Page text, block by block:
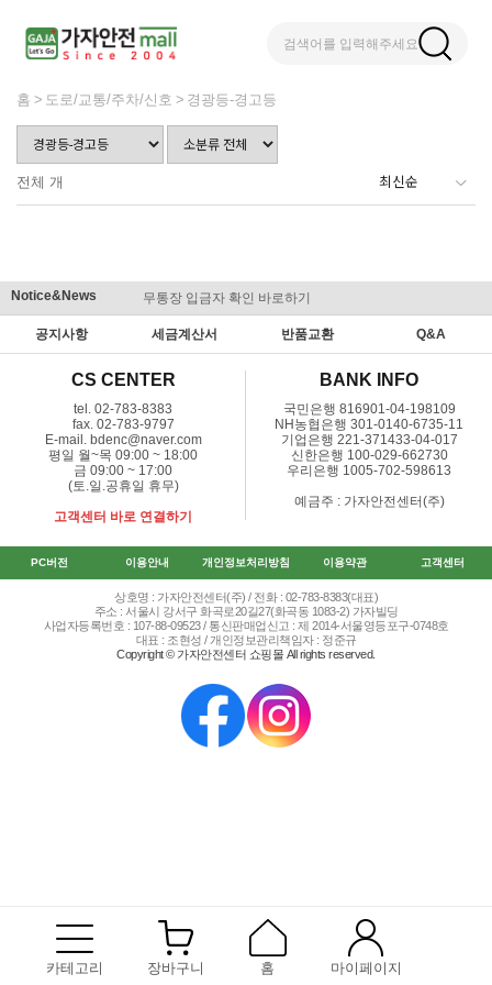
검색어를 입력해주세요
카테고리 장바구니 홈 마이페이지
홈 도로/교통/주차/신호 경광등-경고등
전체 개
Notice&News 무통장 입금자 확인 바로하기
공지사항 세금계산서 반품교환 Q&A
CS CENTER
tel. 02-783-8383
fax. 02-783-9797
E-mail. bdenc@naver.com
평일 월~목 09:00 ~ 18:00
금 09:00 ~ 17:00
(토.일.공휴일 휴무)
고객센터 바로 연결하기
BANK INFO
국민은행 816901-04-198109
NH농협은행 301-0140-6735-11
기업은행 221-371433-04-017
신한은행 100-029-662730
우리은행 1005-702-598613
예금주 : 가자안전센터(주)
PC버전 이용안내 개인정보처리방침 이용약관 고객센터
상호명 : 가자안전센터(주) / 전화 : 02-783-8383(대표)
주소 : 서울시 강서구 화곡로20길27(화곡동 1083-2) 가자빌딩
사업자등록번호 : 107-88-09523 / 통신판매업신고 : 제 2014-서울영등포구-0748호
대표 : 조현성 / 개인정보관리책임자 : 정준규
Copyright © 가자안전센터 쇼핑몰 All rights reserved.